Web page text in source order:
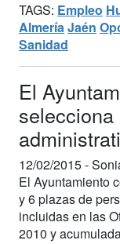
TAGS: Empleo
AlmeríaJaén
Sanidad
El
12/02/2015 -
El Ayuntamiento
y 6 plazas de
incluidas en las
2010 y